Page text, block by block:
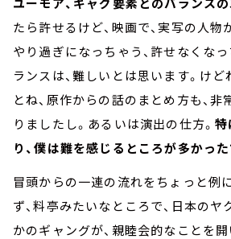
たら許せるけど、映画で、実写の人
やり過ぎになっちゃう、許せなくな
ランスは、難しいとは思います。け
とね、原作からの話のまとめ方も、
りましたし。あるいは演出の仕方。特
り、僕は難を感じるところが多かった
冒頭からの一連の流れをちょっと例
ず、料亭みたいなところで、日本の
かのギャングが、親睦会的なことを